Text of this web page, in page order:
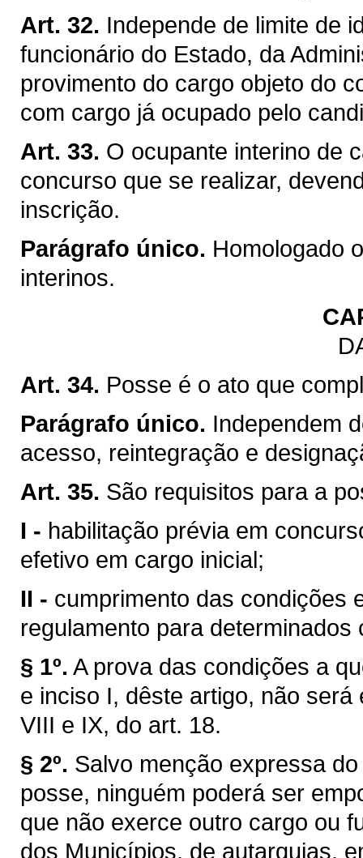
Art. 32. Independe de limite de
funcionário do Estado, da
provimento do cargo objeto do
com cargo já ocupado pelo
Art. 33. O ocupante interino de
concurso que se realizar,
inscrição.
Parágrafo único. Homologado
interinos.
Art. 34. Posse é o ato que
Parágrafo único. Independem
acesso, reintegração e
Art. 35. São requisitos para a
I - habilitação prévia em
efetivo em cargo inicial;
II - cumprimento das condições
regulamento para
§ 1º. A prova das condições a
e inciso I, dêste artigo, não
VIII e IX, do art. 18.
§ 2º. Salvo menção expressa
posse, ninguém poderá ser
que não exerce outro cargo ou
dos Municípios, de autarquias,